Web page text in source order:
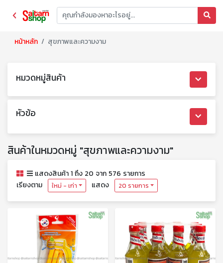
หน้าหลัก สุขภาพและความงาม
หมวดหมู่สินค้า
หัวข้อ
สินค้าในหมวดหมู่ "สุขภาพและความงาม"
แสดงสินค้า 1 ถึง 20 จาก 576 รายการ
เรียงตาม
ใหม่ - เก่า แสดง 20 รายการ